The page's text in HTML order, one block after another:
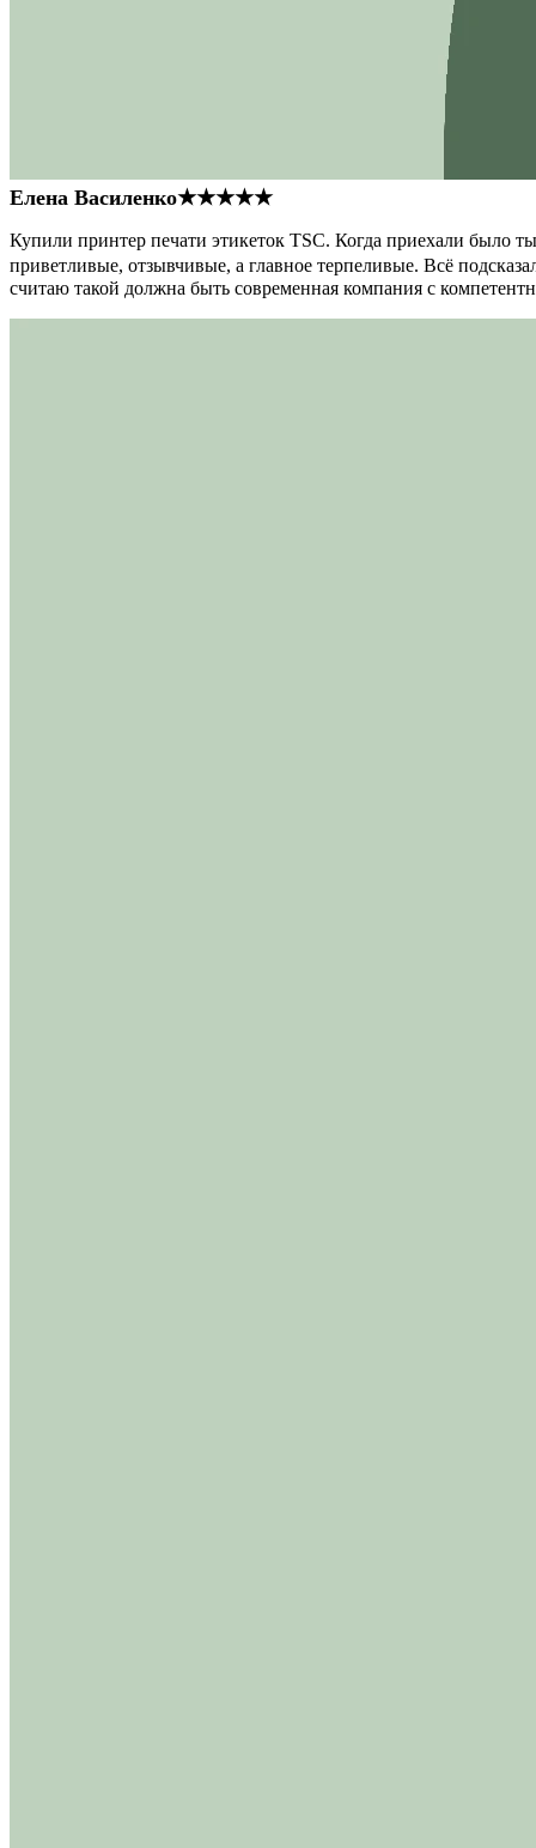
Елена Василенко★★★★★
Купили принтер печати этикеток TSC. Когда приехали было
приветливые, отзывчивые, а главное терпеливые. Всё
считаю такой должна быть современная компания с